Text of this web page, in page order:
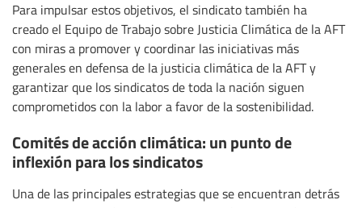
Para impulsar estos objetivos, el sindicato también ha
creado el Equipo de Trabajo sobre Justicia Climática de la AFT
con miras a promover y coordinar las iniciativas más
generales en defensa de la justicia climática de la AFT y
garantizar que los sindicatos de toda la nación siguen
comprometidos con la labor a favor de la sostenibilidad.
Comités de acción climática: un punto de
inflexión para los sindicatos
Una de las principales estrategias que se encuentran detrás